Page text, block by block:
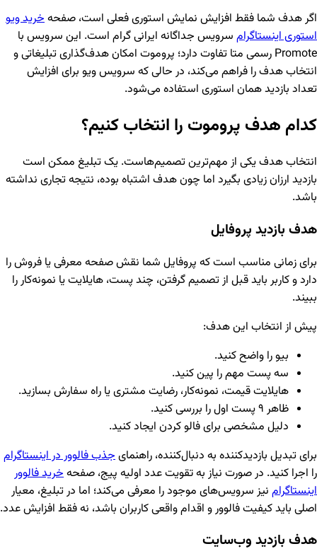
اگر هدف شما فقط افزایش نمایش استوری فعلی است، صفحهخرید ویو
استوری اینستاگرام سرویس جداگانه ایرانی گرام است. این سرویس با
Promote رسمی متا تفاوت دارد؛ پروموت امکان هدف‌گذاری تبلیغاتی و
انتخاب هدف را فراهم می‌کند، در حالی که سرویس ویو برای افزایش
تعداد بازدید همان استوری استفاده می‌شود.
کدام هدف پروموت را انتخاب کنیم؟
انتخاب هدف یکی از مهم‌ترین تصمیم‌هاست. یک تبلیغ ممکن است
بازدید ارزان زیادی بگیرد اما چون هدف اشتباه بوده، نتیجه تجاری نداشته
باشد.
هدف بازدید پروفایل
برای زمانی مناسب است که پروفایل شما نقش صفحه معرفی یا فروش را
دارد و کاربر باید قبل از تصمیم گرفتن، چند پست، هایلایت یا نمونه‌کار را
ببیند.
پیش از انتخاب این هدف:
بیو را واضح کنید.
سه پست مهم را پین کنید.
هایلایت قیمت، نمونه‌کار، رضایت مشتری یا راه سفارش بسازید.
ظاهر ۹ پست اول را بررسی کنید.
دلیل مشخصی برای فالو کردن ایجاد کنید.
برای تبدیل بازدیدکننده به دنبال‌کننده، راهنمایجذب فالوور در اینستاگرام
را اجرا کنید. در صورت نیاز به تقویت عدد اولیه پیج، صفحهخرید فالوور
اینستاگرام نیز سرویس‌های موجود را معرفی می‌کند؛ اما در تبلیغ، معیار
اصلی باید کیفیت فالوور و اقدام واقعی کاربران باشد، نه فقط افزایش عدد.
هدف بازدید وب‌سایت